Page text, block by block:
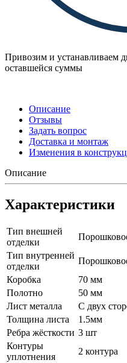
Привозим и устанавливаем
оставшейся суммы
Описание
Отзывы
Задать вопрос
Доставка и монтаж
Изменения в
Описание
Характеристики
Тип внешней
отделки
Тип внутренней
отделки
Коробка
70 мм
Полотно
50 мм
Лист металла
С двух
Толщина листа
1.5мм
Ребра жёсткости 3 шт
Контуры
уплотнения
2 контура